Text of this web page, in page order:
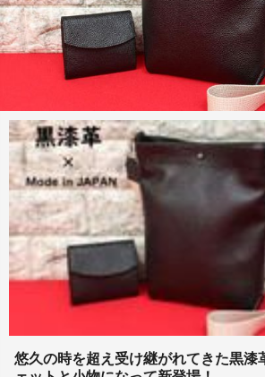
悠久の時を超え受け継がれてきた黒漆